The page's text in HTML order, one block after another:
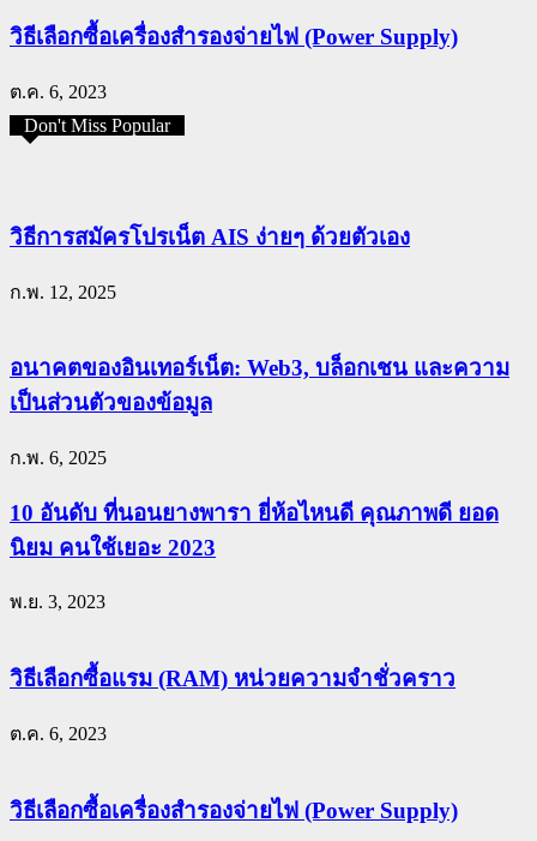
วิธีเลือกซื้อเครื่องสำรองจ่ายไฟ (Power Supply)
ต.ค. 6, 2023
Don't Miss Popular
วิธีการสมัครโปรเน็ต AIS ง่ายๆ ด้วยตัวเอง
ก.พ. 12, 2025
อนาคตของอินเทอร์เน็ต: Web3, บล็อกเชน และความ
เป็นส่วนตัวของข้อมูล
ก.พ. 6, 2025
10 อันดับ ที่นอนยางพารา ยี่ห้อไหนดี คุณภาพดี ยอด
นิยม คนใช้เยอะ 2023
พ.ย. 3, 2023
วิธีเลือกซื้อแรม (RAM) หน่วยความจำชั่วคราว
ต.ค. 6, 2023
วิธีเลือกซื้อเครื่องสำรองจ่ายไฟ (Power Supply)